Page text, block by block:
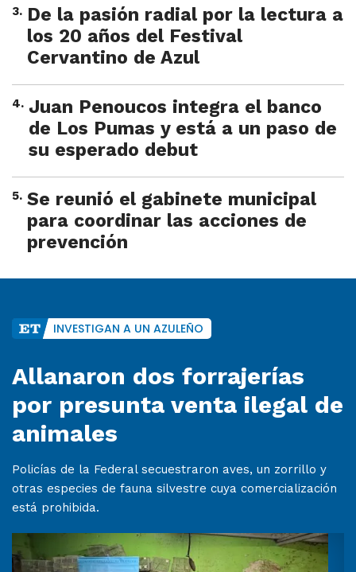
3. De la pasión radial por la lectura a
los 20 años del Festival
Cervantino de Azul
4. Juan Penoucos integra el banco
de Los Pumas y está a un paso de
su esperado debut
5. Se reunió el gabinete municipal
para coordinar las acciones de
prevención
INVESTIGAN A UN AZULEÑO
Allanaron dos forrajerías
por presunta venta ilegal de
animales
Policías de la Federal secuestraron aves, un zorrillo y
otras especies de fauna silvestre cuya comercialización
está prohibida.